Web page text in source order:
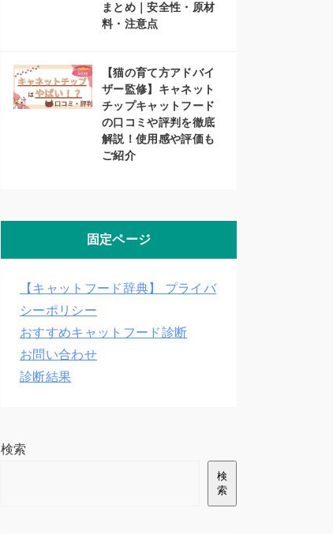
まとめ｜安全性・原材
料・注意点
【猫の育て方アドバイ
ザー監修】キャネット
チップキャットフード
の口コミや評判を徹底
解説！使用感や評価も
ご紹介
固定ページ
【キャットフード辞典】 プライバ
シーポリシー
おすすめキャットフード診断
お問い合わせ
診断結果
検索
検
索